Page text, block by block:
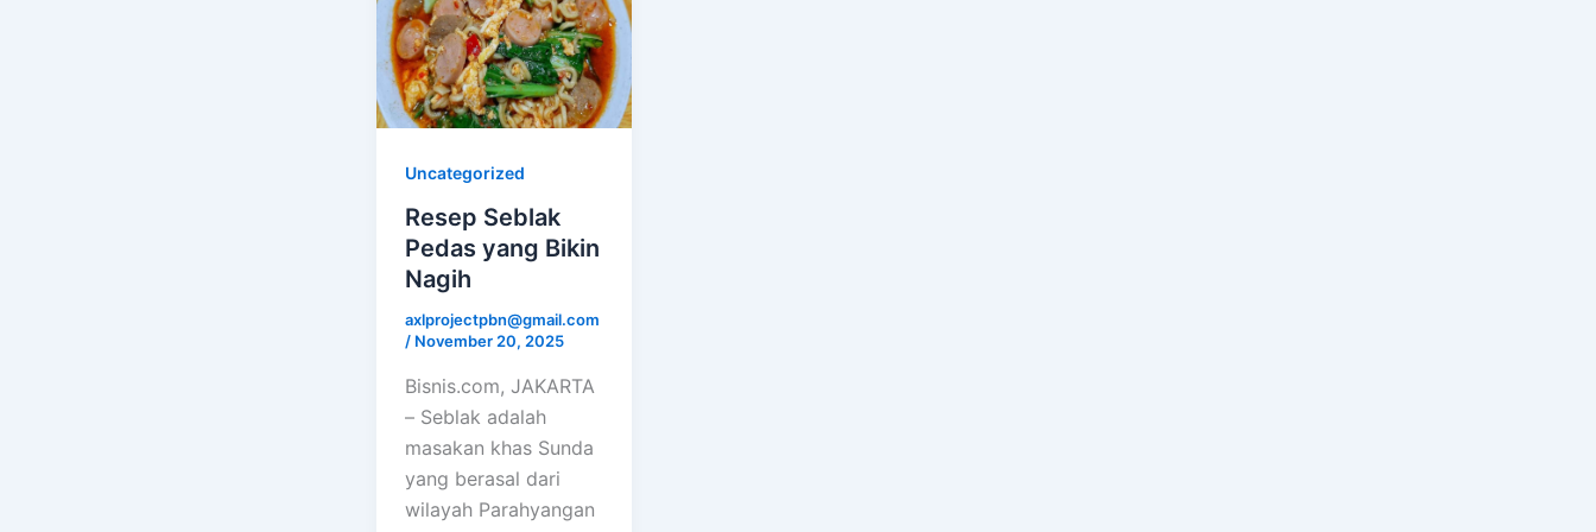
Uncategorized
Resep Seblak
Pedas yang Bikin
Nagih
axlprojectpbn@gmail.com
/ November 20, 2025
Bisnis.com, JAKARTA
– Seblak adalah
masakan khas Sunda
yang berasal dari
wilayah Parahyangan